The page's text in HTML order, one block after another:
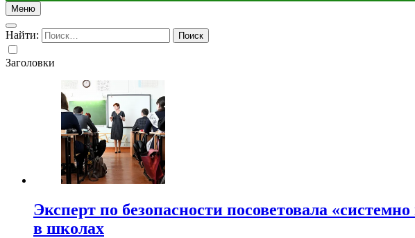
Меню
Найти:
Заголовки
Эксперт по безопасности посоветовала
в школах